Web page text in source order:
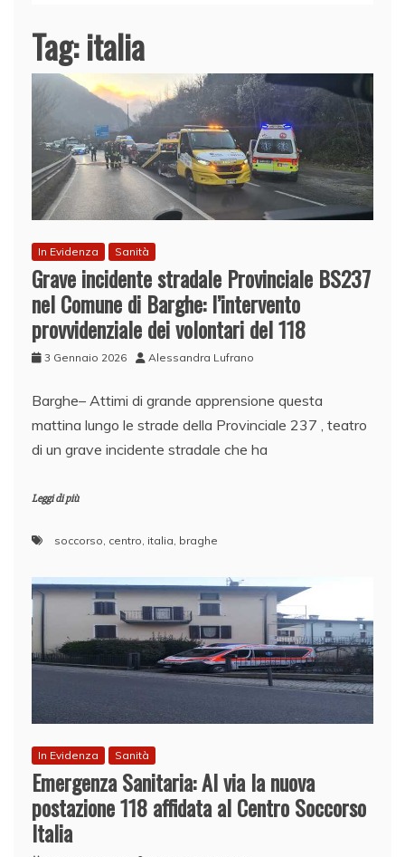
Tag:italia
In Evidenza Sanità
Grave incidente stradale Provinciale BS237
nel Comune di Barghe: l’intervento
provvidenziale dei volontari del 118
3 Gennaio 2026 Alessandra Lufrano
​Barghe– Attimi di grande apprensione questa
mattina lungo le strade della Provinciale 237 , teatro
di un grave incidente stradale che ha
Leggi di più
soccorso, centro, italia, braghe
In Evidenza Sanità
Emergenza Sanitaria: Al via la nuova
postazione 118 affidata al Centro Soccorso
Italia